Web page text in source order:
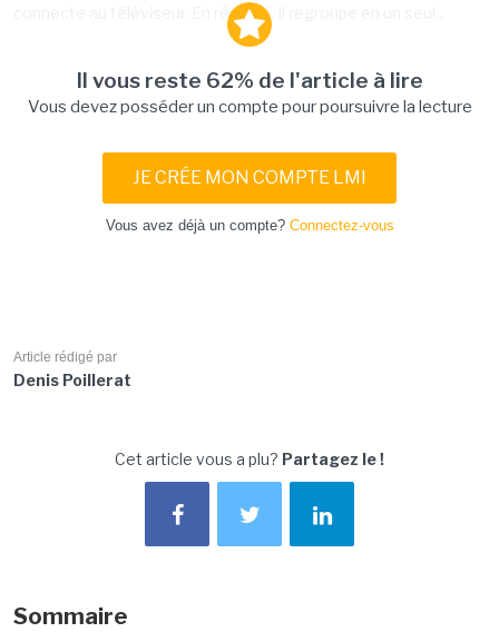
connecte au téléviseur. En résumé, il regroupe en un seul...
Il vous reste 62% de l'article à lire
Vous devez posséder un compte pour poursuivre la lecture
JE CRÉE MON COMPTE LMI
Vous avez déjà un compte? Connectez-vous
Article rédigé par
Denis Poillerat
Cet article vous a plu? Partagez le !
Sommaire